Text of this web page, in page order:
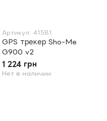
Артикул: 41581
GPS трекер Sho-Me
G900 v2
1 224 грн
Нет в наличии